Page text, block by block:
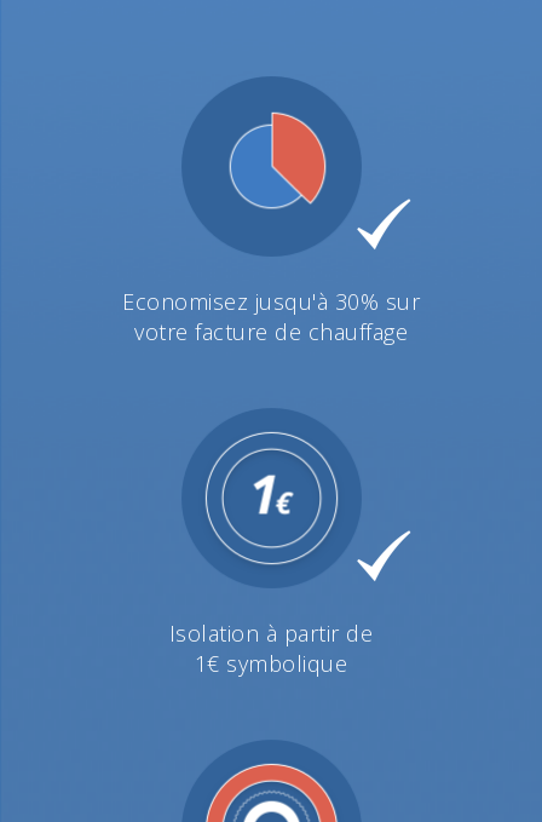
Economisez jusqu'à 30% sur
votre facture de chauffage
Isolation à partir de
1€ symbolique